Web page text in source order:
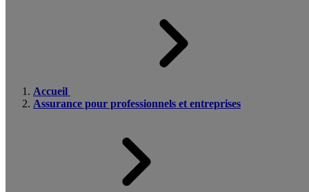
Accueil
Assurance pour professionnels et entreprises